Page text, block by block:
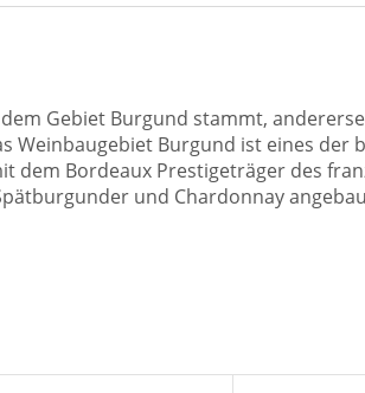
Gebiet Burgund stammt,
Weinbaugebiet Burgund ist eines der
dem Bordeaux Prestigeträger des
und Chardonnay